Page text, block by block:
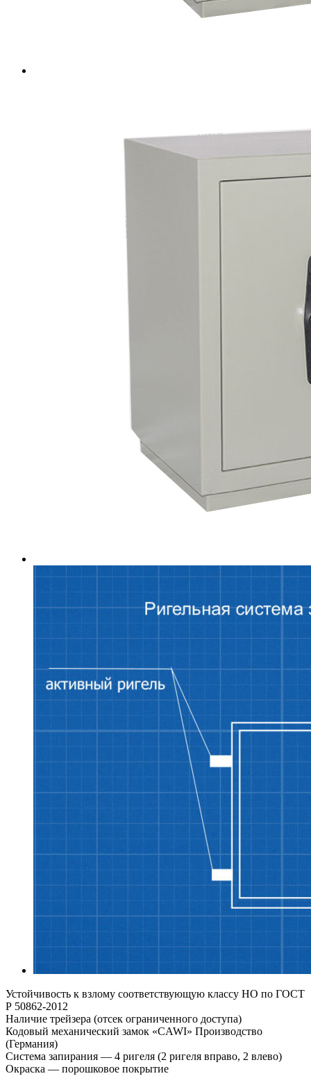
Устойчивость к взлому соответству­ющую классу НО по ГОСТ
Р 50862-2012
Наличие трейзера (отсек ограниченного доступа)
Кодовый механический замок «CAWI» Производство
(Германия)
Система запирания — 4 ригеля (2 ригеля вправо, 2 влево)
Окраска — порошковое покрытие